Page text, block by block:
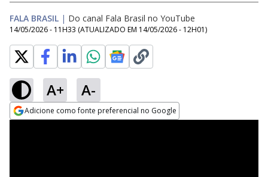
FALA BRASIL | Do canal Fala Brasil no YouTube
14/05/2026 - 11H33 (ATUALIZADO EM 14/05/2026 - 12H01)
A+ A-
Adicione como fonte preferencial no Google